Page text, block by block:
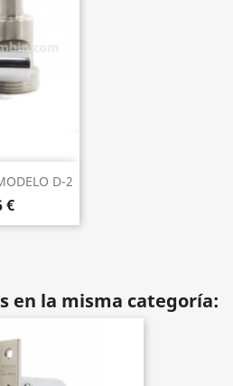
D-2
€
en la misma categoría: